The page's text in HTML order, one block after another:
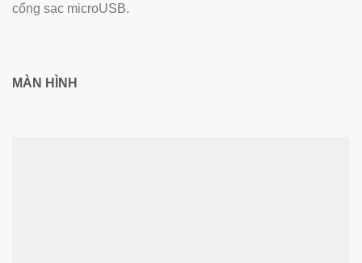
cổng sạc microUSB.
MÀN HÌNH